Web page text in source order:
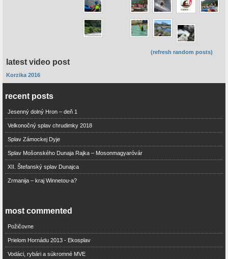
(refresh random posts)
latest video post
Korzika 2016
recent posts
Jesenný dolný Hron – deň 1
Velkonočný splav chrudimky 2018
Splav Zámockej Dyje
Splav Mošonského Dunaja Rajka – Mosonmagyaróvár
XII. Štefanský splav Dunajca
Zrmanija – kraj Winnetou-a?
most commented
Požičovne
Prielom Hornádu 2013 - Ekosplav
Vodáci, rybári a súkromné MVE